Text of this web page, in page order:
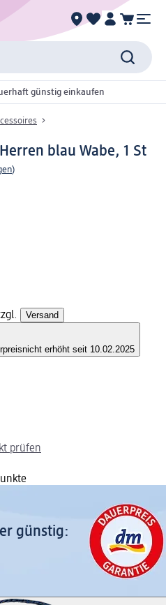
günstig einkaufen
blau Wabe, 1 St
)
Versand
nicht erhöht seit 10.02.2025
prüfen
günstig: